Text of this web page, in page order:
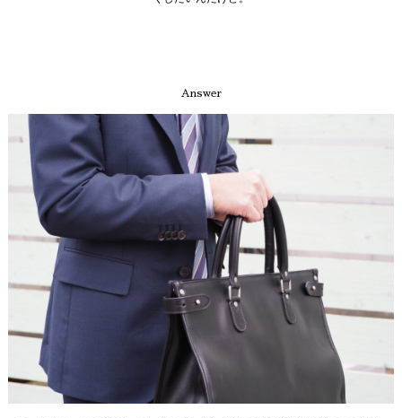
Answer